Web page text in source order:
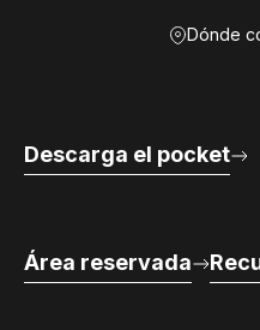
Dónde
Descarga el pocket
Área reservada